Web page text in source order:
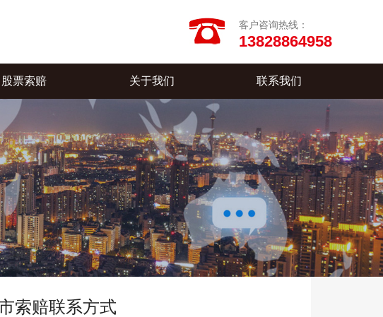
客户咨询热线：
13828864958
股票索赔 关于我们 联系我们
索赔联系方式